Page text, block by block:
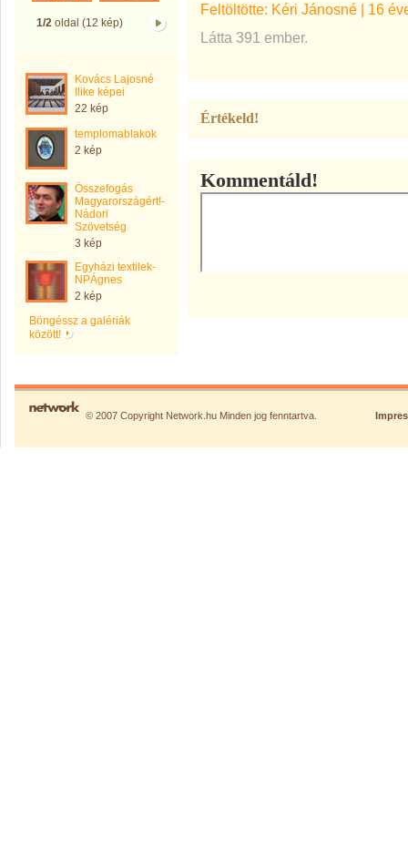
1/2oldal (12 kép)
Kovács Lajosné
Ilike képei
22 kép
templomablakok
2 kép
Összefogás
Magyarországért!-
Nádori
Szövetség
3 kép
Egyházi textilek-
NPÁgnes
2 kép
Böngéssz a galériák
között!
Feltöltötte: Kéri Jánosné | 16
Látta 391 ember.
Értékeld!
Kommentáld!
© 2007 Copyright Network.hu Minden jog fenntartva.